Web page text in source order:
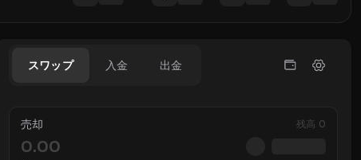
スワップ 入金 出金
売却 残高 0